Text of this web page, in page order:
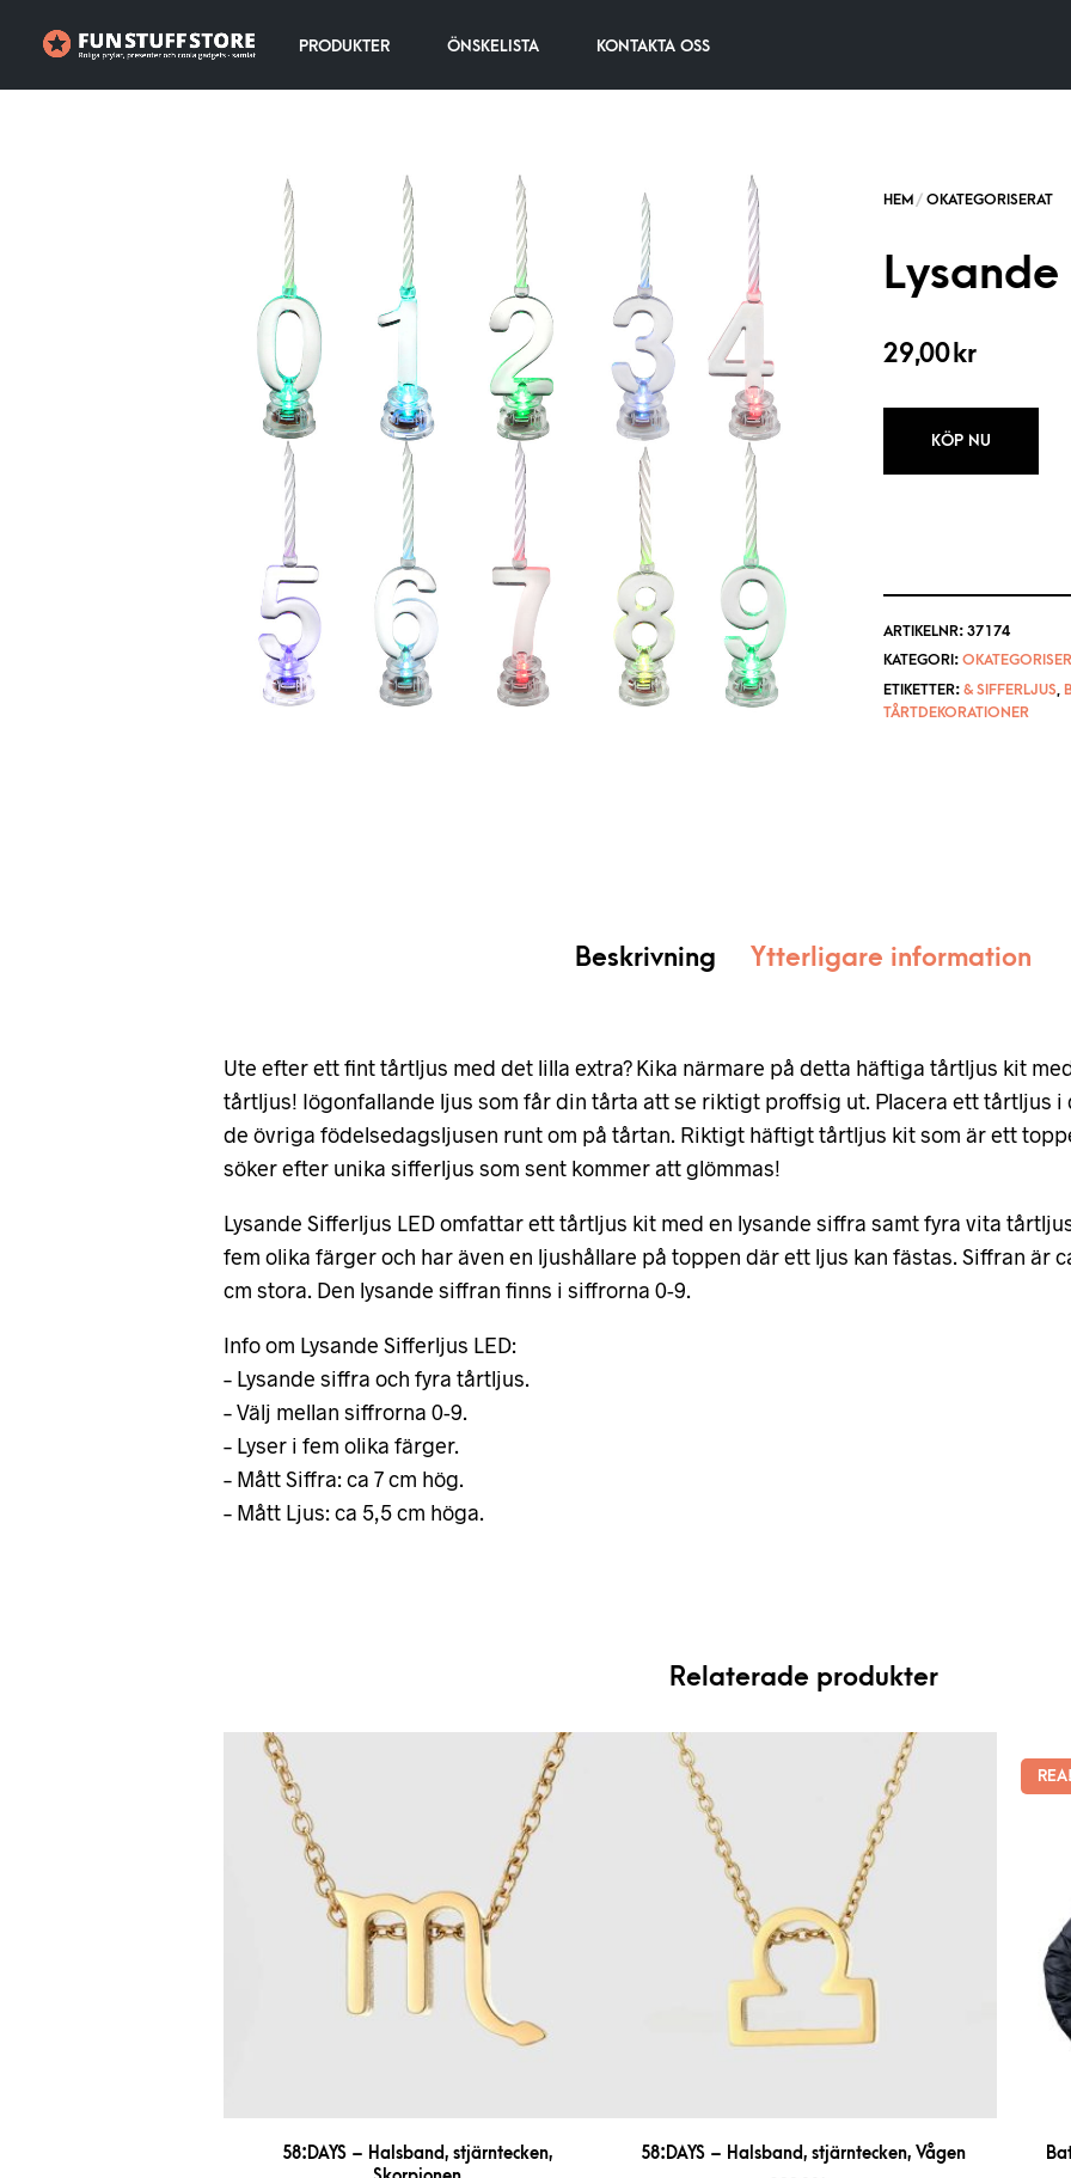
PRODUKTER ÖNSKELISTA KONTAKTA OSS
Lysande
29,00 kr
KÖP NU
ARTIKELNR: 37174
KATEGORI:
ETIKETTER: & SIFFERLJUS,
TÅRTDEKORATIONER
Beskrivning Ytterligare information
Ute efter ett fint tårtljus med det lilla extra? Kika närmare på detta häftiga tårtljus kit
tårtljus! Iögonfallande ljus som får din tårta att se riktigt proffsig ut. Placera ett tårtljus i
de övriga födelsedagsljusen runt om på tårtan. Riktigt häftigt tårtljus kit som är ett
söker efter unika sifferljus som sent kommer att glömmas!
Lysande Sifferljus LED omfattar ett tårtljus kit med en lysande siffra samt fyra vita
fem olika färger och har även en ljushållare på toppen där ett ljus kan fästas. Siffran är
cm stora. Den lysande siffran finns i siffrorna 0-9.
Info om Lysande Sifferljus LED:
– Lysande siffra och fyra tårtljus.
– Välj mellan siffrorna 0-9.
– Lyser i fem olika färger.
– Mått Siffra: ca 7 cm hög.
– Mått Ljus: ca 5,5 cm höga.
Relaterade produkter
58:DAYS – Halsband, stjärntecken,
58:DAYS – Halsband, stjärntecken, Vågen